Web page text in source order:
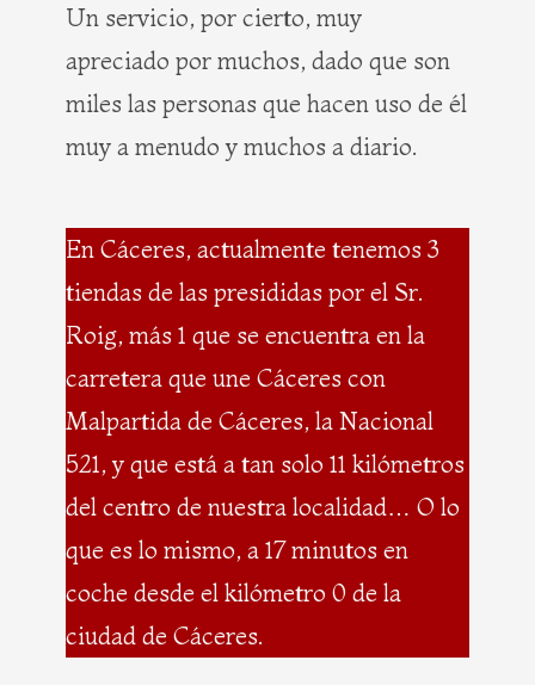
Un servicio, por cierto, muy
apreciado por muchos, dado que son
miles las personas que hacen uso de él
muy a menudo y muchos a diario.
En Cáceres, actualmente tenemos 3
tiendas de las presididas por el Sr.
Roig, más 1 que se encuentra en la
carretera que une Cáceres con
Malpartida de Cáceres, la Nacional
521, y que está a tan solo 11 kilómetros
del centro de nuestra localidad… O lo
que es lo mismo, a 17 minutos en
coche desde el kilómetro 0 de la
ciudad de Cáceres.